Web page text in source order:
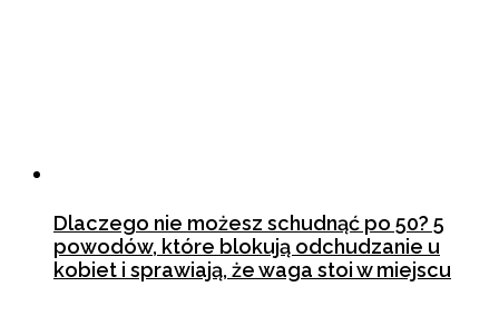
Dlaczego nie możesz schudnąć po 50? 5
powodów, które blokują odchudzanie u
kobiet i sprawiają, że waga stoi w miejscu